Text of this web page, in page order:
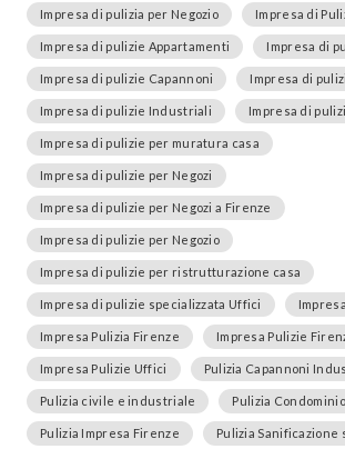
Impresa di pulizia per Negozio Impresa di
Impresa di pulizie Appartamenti Impresa di
Impresa di pulizie Capannoni Impresa di
Impresa di pulizie Industriali Impresa di
Impresa di pulizie per muratura casa
Impresa di pulizie per Negozi
Impresa di pulizie per Negozi a Firenze
Impresa di pulizie per Negozio
Impresa di pulizie per ristrutturazione casa
Impresa di pulizie specializzata Uffici
Impresa Pulizia Firenze Impresa Pulizie
Impresa Pulizie Uffici Pulizia Capannoni
Pulizia civile e industriale Pulizia Condominio
Pulizia Impresa Firenze Pulizia Sanificazione